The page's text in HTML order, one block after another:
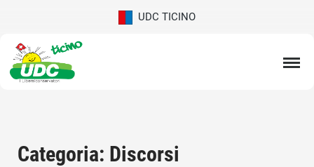
UDC TICINO
Categoria: Discorsi